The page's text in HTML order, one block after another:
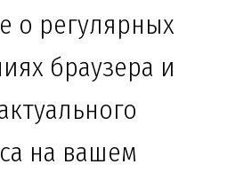
о регулярных
браузера и
на вашем